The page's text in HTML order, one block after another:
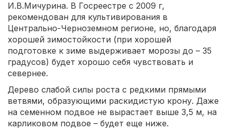
И.В.Мичурина. В Госреестре с 2009 г,
рекомендован для культивирования в
Центрально-Черноземном регионе, но, благодаря
хорошей зимостойкости (при хорошей
подготовке к зиме выдерживает морозы до – 35
градусов) будет хорошо себя чувствовать и
севернее.
Дерево слабой силы роста с редкими прямыми
ветвями, образующими раскидистую крону. Даже
на семенном подвое не вырастает выше 3,5 м, на
карликовом подвое – будет еще ниже.